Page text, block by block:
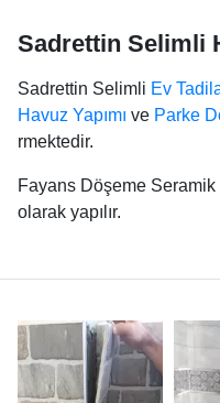
Sadrettin Selimli
Sadrettin Selimli Ev
Havuz Yapımı ve Parke
rmektedir.
Fayans Döşeme
olarak yapılır.